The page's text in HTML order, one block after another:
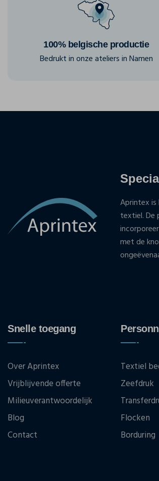
100% belgische productie
Bedrukt in onze ateliers in Namen
Aprintex is
textiel. De
met de
Snelle toegang
Over Aprintex
Vrijblijvende offerte
Milieuverantwoordelijk
Blog
Contact
Textiel
Zeefdruk
Flocken
Borduring